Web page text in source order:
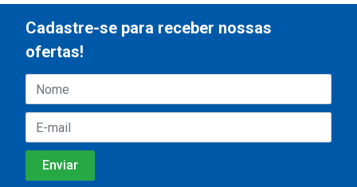
Cadastre-se para receber nossas
ofertas!